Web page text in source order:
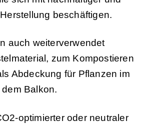
beschäftigen.
auch weiterverwendet
zum Kompostieren
Abdeckung für Pflanzen im
Balkon.
optimierter oder neutraler